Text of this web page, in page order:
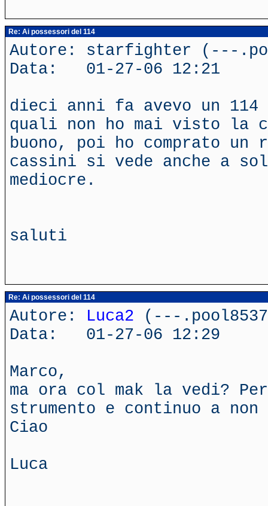
Re: Ai possessori del 114
Autore: starfighter (---
Data: 01-27-06 12:21
dieci anni fa avevo un
quali non ho mai visto la
buono, poi ho comprato
cassini si vede anche a
mediocre.
saluti
Re: Ai possessori del 114
Autore: Luca2 (---
Data: 01-27-06 12:29
Marco,
ma ora col mak la vedi?
strumento e continuo a
Ciao
Luca